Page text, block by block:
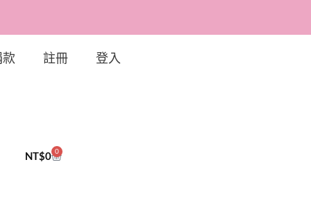
註冊 登入
NT$0 0